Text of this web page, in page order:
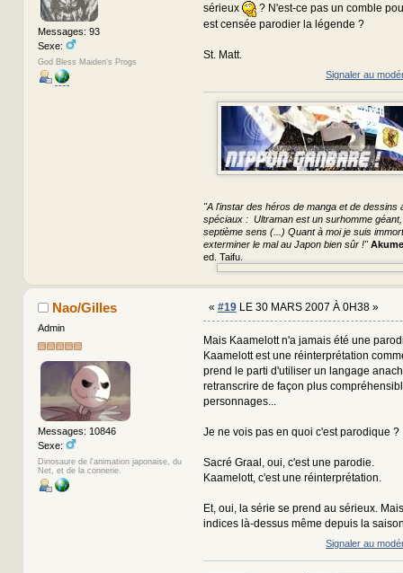
Messages: 93
Sexe:
God Bless Maiden's Progs
sérieux
? N'est-ce pas un comble
est censée parodier la légende ?
St. Matt.
Signaler au
"A l'instar des héros de manga et de dessins
spéciaux : Ultraman est un surhomme
septième sens (...) Quant à moi je suis
exterminer le mal au Japon bien sûr !"
ed. Taifu.
Nao/Gilles
Admin
Messages: 10846
Sexe:
Dinosaure de l'animation japonaise, du
Net, et de la connerie.
« #19LE 30 MARS 2007 À 0H38 »
Mais Kaamelott n'a jamais été une
Kaamelott est une réinterprétation
prend le parti d'utiliser un langage
retranscrire de façon plus
personnages...
Je ne vois pas en quoi c'est parodique ?
Sacré Graal, oui, c'est une parodie.
Kaamelott, c'est une réinterprétation.
Et, oui, la série se prend au sérieux.
indices là-dessus même depuis la
Signaler au